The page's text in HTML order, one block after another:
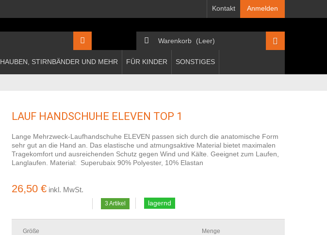
Anmelden
Kontakt
Warenkorb (Leer)
HAUBEN, STIRNBÄNDER UND MEHR FÜR KINDER SONSTIGES
LAUF HANDSCHUHE ELEVEN TOP 1
Lange Mehrzweck-Laufhandschuhe ELEVEN passen sich durch die anatomische Form
sehr gut an die Hand an. Das elastische und atmungsaktive Material bietet maximalen
Tragekomfort und ausreichenden Schutz gegen Wind und Kälte. Geeignet zum Laufen,
Langlaufen. Material: Superubaix 90% Polyester, 10% Elastan
26,50 € inkl. MwSt.
3 Artikel lagernd
Größe Menge